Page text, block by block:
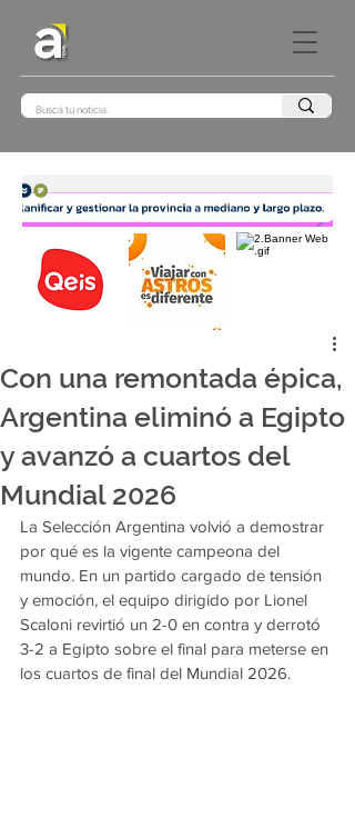
Con una remontada épica,
Argentina eliminó a Egipto
y avanzó a cuartos del
Mundial 2026
La Selección Argentina volvió a demostrar
por qué es la vigente campeona del
mundo. En un partido cargado de tensión
y emoción, el equipo dirigido por Lionel
Scaloni revirtió un 2-0 en contra y derrotó
3-2 a Egipto sobre el final para meterse en
los cuartos de final del Mundial 2026.